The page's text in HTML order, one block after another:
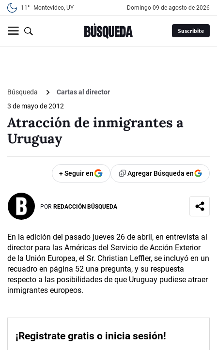
11° Montevideo, UY domingo 09 de agosto de 2026
Suscribite
Búsqueda
Cartas al director
3 de mayo de 2012
Atracción de inmigrantes a
Uruguay
+ Seguir en Agregar Búsqueda en
POR REDACCIÓN BÚSQUEDA
En la edición del pasado jueves 26 de abril, en entrevista al
director para las Américas del Servicio de Acción Exterior
de la Unión Europea, el Sr. Christian Leffler, se incluyó en un
recuadro en página 52 una pregunta, y su respuesta
respecto a las posibilidades de que Uruguay pudiese atraer
inmigrantes europeos.
¡Registrate gratis o inicia sesión!